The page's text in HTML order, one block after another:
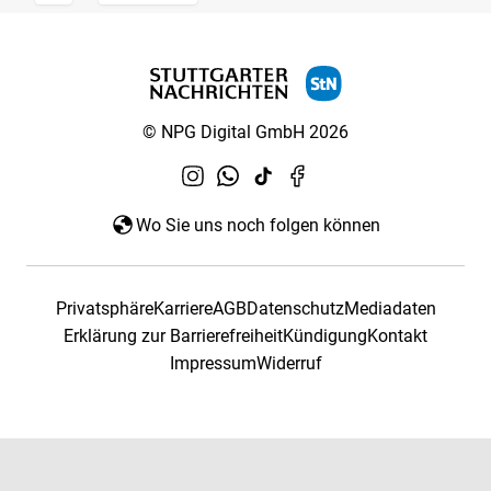
© NPG Digital GmbH 2026
Wo Sie uns noch folgen können
PrivatsphäreKarriereAGBDatenschutzMediadaten
Erklärung zur BarrierefreiheitKündigungKontakt
ImpressumWiderruf